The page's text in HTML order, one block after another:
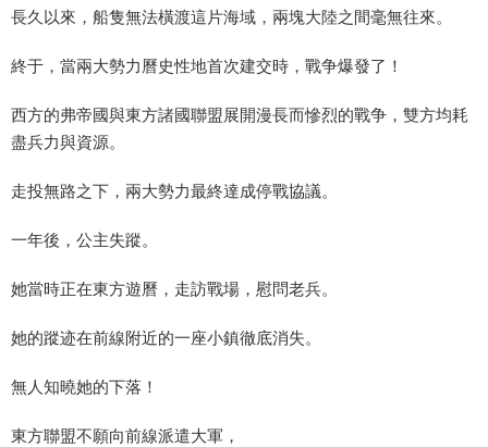
長久以來，船隻無法橫渡這片海域，兩塊大陸之間毫無往來。
終于，當兩大勢力曆史性地首次建交時，戰争爆發了！
西方的弗帝國與東方諸國聯盟展開漫長而慘烈的戰争，雙方均耗
盡兵力與資源。
走投無路之下，兩大勢力最終達成停戰協議。
一年後，公主失蹤。
她當時正在東方遊曆，走訪戰場，慰問老兵。
她的蹤迹在前線附近的一座小鎮徹底消失。
無人知曉她的下落！
東方聯盟不願向前線派遣大軍，